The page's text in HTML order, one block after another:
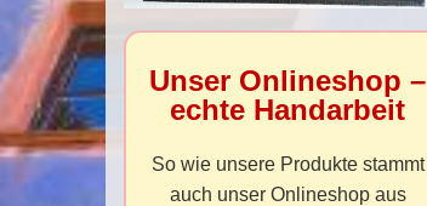
Unser Onlineshop –
echte Handarbeit
So wie unsere Produkte stammt
auch unser Onlineshop aus